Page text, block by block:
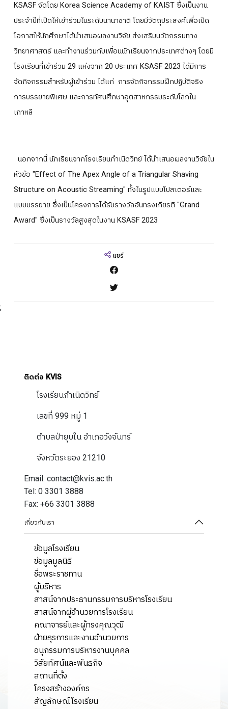
KSASF จัดโดย Korea Science Academy of KAIST ซึ่งเป็นงาน
ประจำปีที่เปิดให้เข้าร่วมในระดับนานาชาติ โดยมีวัตถุประสงค์เพื่อเปิด
โอกาสให้นักศึกษาได้นำเสนอผลงานวิจัย ส่งเสริมนวัตกรรมทาง
วิทยาศาสตร์ และทำงานร่วมกับเพื่อนนักเรียนจากประเทศต่างๆ โดยมี
โรงเรียนที่เข้าร่วม 29 แห่งจาก 20 ประเทศ KSASF 2023 ได้มีการ
จัดกิจกรรมสำหรับผู้เข้าร่วม ได้แก่ การจัดกิจกรรมฝึกปฏิบัติจริง
การบรรยายพิเศษ และการทัศนศึกษาอุตสาหกรรมระดับโลกใน
เกาหลี
นอกจากนี้ นักเรียนจากโรงเรียนกำเนิดวิทย์ ได้นำเสนอผลงานวิจัยใน
หัวข้อ "Effect of The Apex Angle of a Triangular Shaving
Structure on Acoustic Streaming" ทั้งในรูปแบบโปสเตอร์และ
แบบบรรยาย ซึ่งเป็นโครงการได้รับรางวัลอันทรงเกียรติ "Grand
Award" ซึ่งเป็นรางวัลสูงสุดในงาน KSASF 2023
แชร์
;
ติดต่อ KVIS
โรงเรียนกำเนิดวิทย์
เลขที่ 999 หมู่ 1
ตำบลป่ายุบใน อำเภอวังจันทร์
จังหวัดระยอง 21210
Email: contact@kvis.ac.th
Tel: 0 3301 3888
Fax: +66 3301 3888
เกี่ยวกับเรา
ข้อมูลโรงเรียน
ข้อมูลมูลนิธิ
ชื่อพระราชทาน
ผู้บริหาร
สาสน์จากประธานกรรมการบริหารโรงเรียน
สาสน์จากผู้อำนวยการโรงเรียน
คณาจารย์และผู้ทรงคุณวุฒิ
ฝ่ายธุรการและงานอำนวยการ
อนุกรรมการบริหารงานบุคคล
วิสัยทัศน์และพันธกิจ
สถานที่ตั้ง
โครงสร้างองค์กร
สัญลักษณ์โรงเรียน